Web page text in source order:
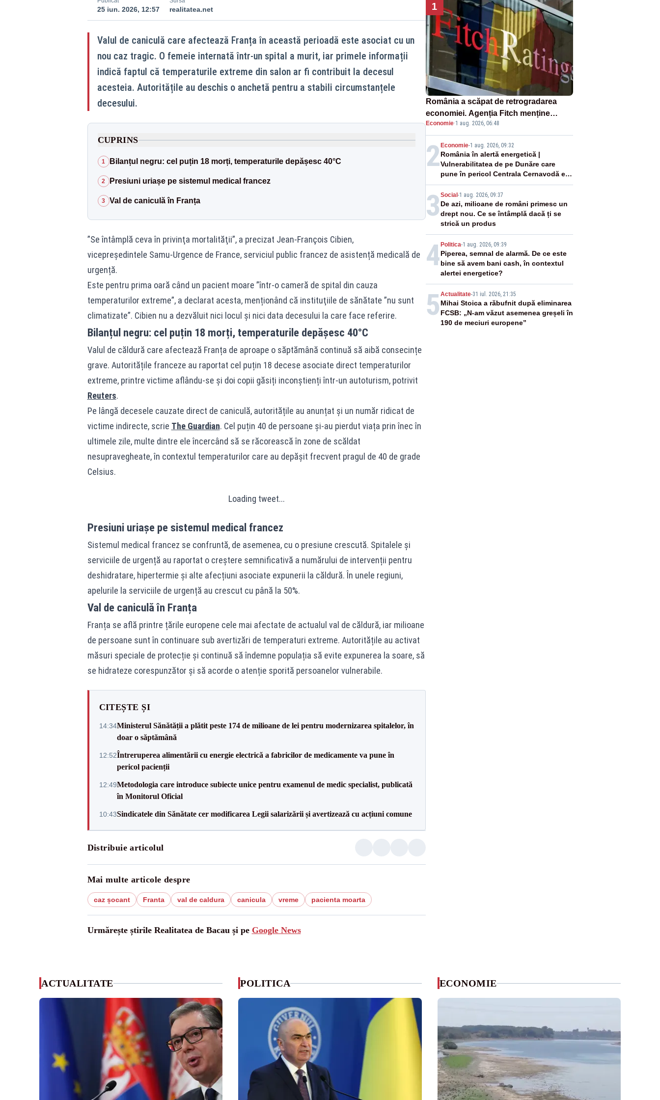
25 iun. 2026, 12:57 realitatea.net
Valul de caniculă care afectează Franța în această perioadă este asociat cu un
nou caz tragic. O femeie internată într-un spital a murit, iar primele informații
indică faptul că temperaturile extreme din salon ar fi contribuit la decesul
acesteia. Autoritățile au deschis o anchetă pentru a stabili circumstanțele
decesului.
CUPRINS
1 Bilanțul negru: cel puțin 18 morți, temperaturile depășesc 40°C
2 Presiuni uriașe pe sistemul medical francez
3 Val de caniculă în Franța
”Se întâmplă ceva în privinţa mortalităţii”, a precizat Jean-François Cibien,
vicepreşedintele Samu-Urgence de France, serviciul public francez de asistență medicală de
urgență.
Este pentru prima oară când un pacient moare ”într-o cameră de spital din cauza
temperaturilor extreme”, a declarat acesta, menționând că instituţiile de sănătate ”nu sunt
climatizate”. Cibien nu a dezvăluit nici locul şi nici data decesului la care face referire.
Bilanțul negru: cel puțin 18 morți, temperaturile depășesc 40°C
Valul de căldură care afectează Franța de aproape o săptămână continuă să aibă consecințe
grave. Autoritățile franceze au raportat cel puțin 18 decese asociate direct temperaturilor
extreme, printre victime aflându-se și doi copii găsiți inconștienți într-un autoturism, potrivit
Reuters.
Pe lângă decesele cauzate direct de caniculă, autoritățile au anunțat și un număr ridicat de
victime indirecte, scrie The Guardian. Cel puțin 40 de persoane și-au pierdut viața prin înec în
ultimele zile, multe dintre ele încercând să se răcorească în zone de scăldat
nesupravegheate, în contextul temperaturilor care au depășit frecvent pragul de 40 de grade
Celsius.
Loading tweet...
Presiuni uriașe pe sistemul medical francez
Sistemul medical francez se confruntă, de asemenea, cu o presiune crescută. Spitalele și
serviciile de urgență au raportat o creștere semnificativă a numărului de intervenții pentru
deshidratare, hipertermie și alte afecțiuni asociate expunerii la căldură. În unele regiuni,
apelurile la serviciile de urgență au crescut cu până la 50%.
Val de caniculă în Franța
Franța se află printre țările europene cele mai afectate de actualul val de căldură, iar milioane
de persoane sunt în continuare sub avertizări de temperaturi extreme. Autoritățile au activat
măsuri speciale de protecție și continuă să îndemne populația să evite expunerea la soare, să
se hidrateze corespunzător și să acorde o atenție sporită persoanelor vulnerabile.
CITEȘTE ȘI
14:34Ministerul Sănătății a plătit peste 174 de milioane de lei pentru modernizarea spitalelor, în
doar o săptămână
12:52Întreruperea alimentării cu energie electrică a fabricilor de medicamente va pune în
pericol pacienții
12:49Metodologia care introduce subiecte unice pentru examenul de medic specialist, publicată
în Monitorul Oficial
10:43Sindicatele din Sănătate cer modificarea Legii salarizării și avertizează cu acțiuni comune
Distribuie articolul
Mai multe articole despre
caz șocant Franta val de caldura canicula vreme pacienta moarta
Urmărește știrile Realitatea de Bacau și pe Google News
1
România a scăpat de retrogradarea
economiei. Agenția Fitch menține
ratingul „BBB-” cu perspectivă
negativă
Economie·1 aug. 2026, 06:48
2 Economie-1 aug. 2026, 09:32
România în alertă energetică |
Vulnerabilitatea de pe Dunăre care
pune în pericol Centrala Cernavodă era
cunoscută de pe vremea lui Ceaușescu
3 Social -1 aug. 2026, 09:37
De azi, milioane de români primesc un
drept nou. Ce se întâmplă dacă ți se
strică un produs
4 Politica-1 aug. 2026, 09:39
Piperea, semnal de alarmă. De ce este
bine să avem bani cash, în contextul
alertei energetice?
5 Actualitate-31 iul. 2026, 21:35
Mihai Stoica a răbufnit după eliminarea
FCSB: „N-am văzut asemenea greșeli în
190 de meciuri europene”
ACTUALITATE POLITICA ECONOMIE